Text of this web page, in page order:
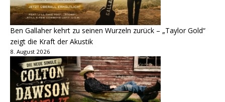
Ben Gallaher kehrt zu seinen Wurzeln zurück – „Taylor Gold“
zeigt die Kraft der Akustik
8. August 2026